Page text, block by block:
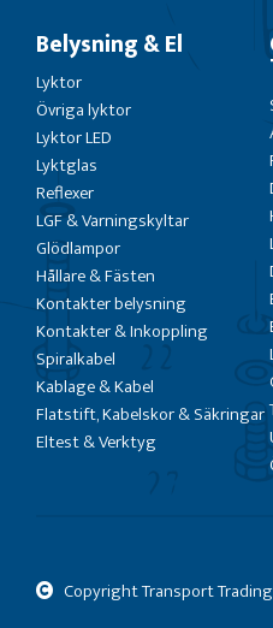
Belysning & El
Lyktor
Övriga lyktor
Lyktor LED
Lyktglas
Reflexer
LGF & Varningskyltar
Glödlampor
Hållare & Fästen
Kontakter belysning
Kontakter & Inkoppling
Spiralkabel
Kablage & Kabel
Flatstift, Kabelskor & Säkringar
Eltest & Verktyg
Copyright Transport